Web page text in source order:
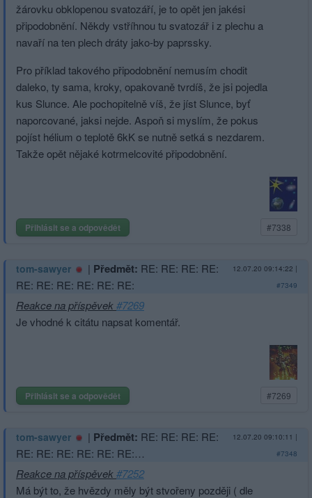
žárovku obklopenou svatozáří, je to opět jen jakési
připodobnění. Někdy vstříhnou tu svatozář i z plechu a
navaří na ten plech dráty jako-by paprssky.
Pro příklad takového připodobnění nemusím chodit
daleko, ty sama, kroky, opakovaně tvrdíš, že jsi pojedla
kus Slunce. Ale pochopitelně víš, že jíst Slunce, byť
naporcované, jaksi nejde. Aspoň si myslím, že pokus
pojíst hélium o teplotě 6kK se nutně setká s nezdarem.
Takže opět nějaké kotrmelcovité připodobnění.
Přihlásit se a odpovědět #7338
tom-sawyer | Předmět: RE: RE: RE: RE:
RE: RE: RE: RE: RE: RE:
12.07.20 09:14:22 |
#7349
Reakce na příspěvek#7269
Je vhodné k citátu napsat komentář.
Přihlásit se a odpovědět #7269
tom-sawyer | Předmět: RE: RE: RE: RE:
RE: RE: RE: RE: RE: RE:…
12.07.20 09:10:11 |
#7348
Reakce na příspěvek#7252
Má být to, že hvězdy měly být stvořeny později ( dle